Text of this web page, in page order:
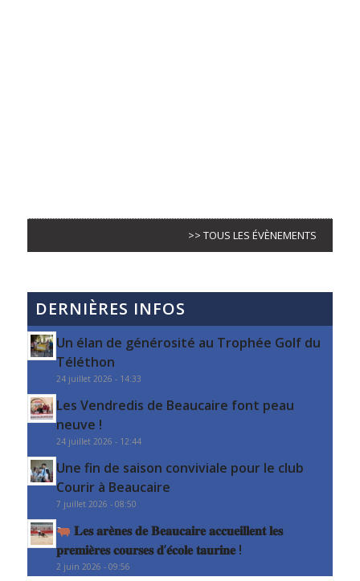
>> TOUS LES ÉVÈNEMENTS
DERNIÈRES INFOS
Un élan de générosité au Trophée Golf du
Téléthon
24 juillet 2026 - 14:33
Les Vendredis de Beaucaire font peau
neuve !
24 juillet 2026 - 12:44
Une fin de saison conviviale pour le club
Courir à Beaucaire
7 juillet 2026 - 08:50
𝐋𝐞𝐬 𝐚𝐫𝐞̀𝐧𝐞𝐬 𝐝𝐞 𝐁𝐞𝐚𝐮𝐜𝐚𝐢𝐫𝐞 𝐚𝐜𝐜𝐮𝐞𝐢𝐥𝐥𝐞𝐧𝐭 𝐥𝐞𝐬
𝐩𝐫𝐞𝐦𝐢𝐞̀𝐫𝐞𝐬 𝐜𝐨𝐮𝐫𝐬𝐞𝐬 𝐝’𝐞́𝐜𝐨𝐥𝐞 𝐭𝐚𝐮𝐫𝐢𝐧𝐞 !
2 juin 2026 - 09:56